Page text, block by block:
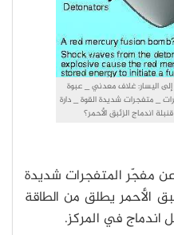
اليسار: غلاف معدني _ عبوة
_ متفجرات شديدة القوة _ دارة
اندماج الزئبق الأحمر؟
مفجّر المتفجرات شديدة
الأحمر يطلق من الطاقة
اندماج في المركز.